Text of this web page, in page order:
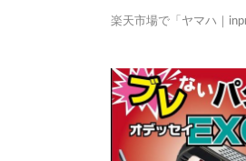
楽天市場で「ヤマハ｜